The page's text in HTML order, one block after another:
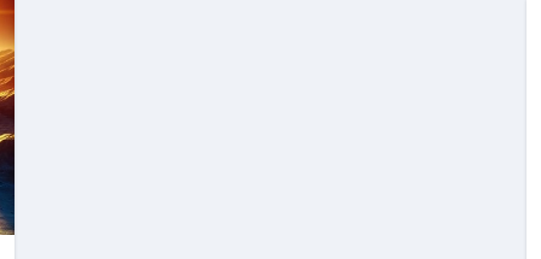
の関連性は？
」取り扱い開始＆リリース記念キャンペーン【ムームードメ
ン」がもらえる超お得アプリ
るのか？勘定科目・仕訳・申告書記載方法
れが日本が残念な国になった理由です。国民は●●をしな